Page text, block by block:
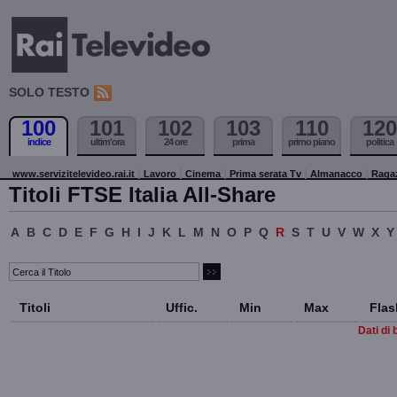
SOLO TESTO
100
indice
101
ultim'ora
102
24 ore
103
prima
110
primo piano
120
politica
www.servizitelevideo.rai.it Lavoro Cinema Prima serata Tv Almanacco
Titoli FTSE Italia All-Share
A B C D E F G H I J K L M N O P Q R S T U V W X Y
Titoli Uffic. Min Max
Dati di